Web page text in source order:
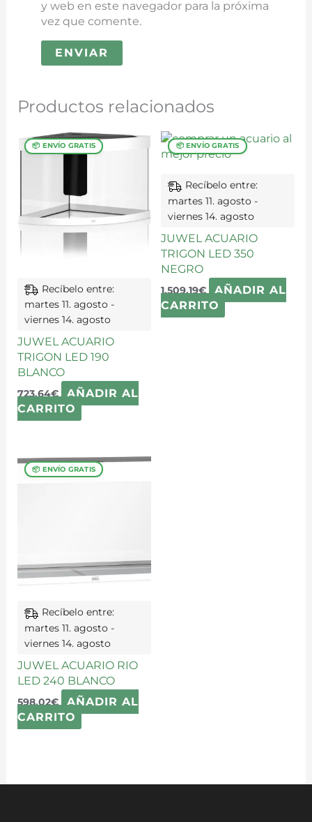
y web en este navegador para la próxima
vez que comente.
Productos relacionados
Recíbelo entre:
martes 11. agosto -
viernes 14. agosto
JUWEL ACUARIO
TRIGON LED 190
BLANCO
723,64€
AÑADIR AL
CARRITO
Recíbelo entre:
martes 11. agosto -
viernes 14. agosto
JUWEL ACUARIO
TRIGON LED 350
NEGRO
1.509,19€
AÑADIR AL
CARRITO
Recíbelo entre:
martes 11. agosto -
viernes 14. agosto
JUWEL ACUARIO RIO
LED 240 BLANCO
598,02€
AÑADIR AL
CARRITO